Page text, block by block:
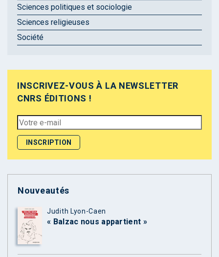
Sciences politiques et sociologie
Sciences religieuses
Société
INSCRIVEZ-VOUS À LA NEWSLETTER
CNRS ÉDITIONS !
Nouveautés
Judith Lyon-Caen
« Balzac nous appartient »